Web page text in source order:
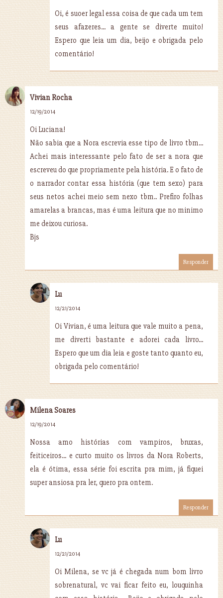
Oi, é suoer legal essa coisa de que cada um tem
seus afazeres... a gente se diverte muito!
Espero que leia um dia, beijo e obrigada pelo
comentário!
Vivian Rocha
12/19/2014
Oi Luciana!
Não sabia que a Nora escrevia esse tipo de livro tbm...
Achei mais interessante pelo fato de ser a nora que
escreveu do que propriamente pela história. E o fato de
o narrador contar essa história (que tem sexo) para
seus netos achei meio sem nexo tbm.. Prefiro folhas
amarelas a brancas, mas é uma leitura que no minimo
me deixou curiosa.
Bjs
Responder
Lu
12/21/2014
Oi Vivian, é uma leitura que vale muito a pena,
me diverti bastante e adorei cada livro...
Espero que um dia leia e goste tanto quanto eu,
obrigada pelo comentário!
Milena Soares
12/19/2014
Nossa amo histórias com vampiros, bruxas,
feiticeiros... e curto muito os livros da Nora Roberts,
ela é ótima, essa série foi escrita pra mim, já fiquei
super ansiosa pra ler, quero pra ontem.
Responder
Lu
12/21/2014
Oi Milena, se vc já é chegada num bom livro
sobrenatural, vc vai ficar feito eu, louquinha